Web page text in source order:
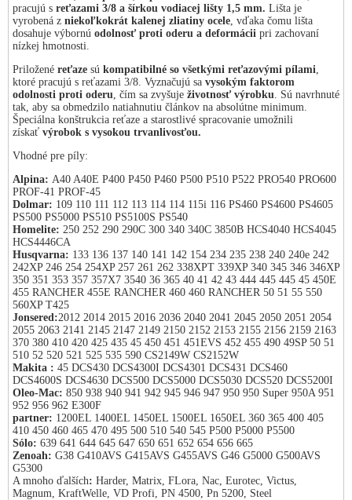
pracujú s reťazami 3/8 a šírkou vodiacej lišty 1,5 mm. Lišta je
vyrobená z niekoľkokrát kalenej zliatiny ocele, vďaka čomu lišta
dosahuje výbornú odolnosť proti oderu a deformácii pri zachovaní
nízkej hmotnosti.
Priložené reťaze sú kompatibilné so všetkými reťazovými pílami,
ktoré pracujú s reťazami 3/8. Vyznačujú sa vysokým faktorom
odolnosti proti oderu, čím sa zvyšuje životnosť výrobku. Sú navrhnuté
tak, aby sa obmedzilo natiahnutiu článkov na absolútne minimum.
Špeciálna konštrukcia reťaze a starostlivé spracovanie umožnili
získať výrobok s vysokou trvanlivosťou.
Vhodné pre píly:
Alpina: A40 A40E P400 P450 P460 P500 P510 P522 PRO540 PRO600
PROF-41 PROF-45
Dolmar: 109 110 111 112 113 114 114 115i 116 PS460 PS4600 PS4605
PS500 PS5000 PS510 PS5100S PS540
Homelite: 250 252 290 290C 300 340 340C 3850B HCS4040 HCS4045
HCS4446CA
Husqvarna: 133 136 137 140 141 142 154 234 235 238 240 240e 242
242XP 246 254 254XP 257 261 262 338XPT 339XP 340 345 346 346XP
350 351 353 357 357X7 3540 36 365 40 41 42 43 444 445 445 45 450E
455 RANCHER 455E RANCHER 460 460 RANCHER 50 51 55 550
560XP T425
Jonsered:2012 2014 2015 2016 2036 2040 2041 2045 2050 2051 2054
2055 2063 2141 2145 2147 2149 2150 2152 2153 2155 2156 2159 2163
370 380 410 420 425 435 45 450 451 451EVS 452 455 490 49SP 50 51
510 52 520 521 525 535 590 CS2149W CS2152W
Makita : 45 DCS430 DCS4300I DCS4301 DCS431 DCS460
DCS4600S DCS4630 DCS500 DCS5000 DCS5030 DCS520 DCS5200I
Oleo-Mac: 850 938 940 941 942 945 946 947 950 950 Super 950A 951
952 956 962 E300F
partner: 1200EL 1400EL 1450EL 1500EL 1650EL 360 365 400 405
410 450 460 465 470 495 500 510 540 545 P500 P5000 P5500
Sólo: 639 641 644 645 647 650 651 652 654 656 665
Zenoah: G38 G410AVS G415AVS G455AVS G46 G5000 G500AVS
G5300
A mnoho ďalších: Harder, Matrix, FLora, Nac, Eurotec, Victus,
Magnum, KraftWelle, VD Profi, PN 4500, Pn 5200, Steel